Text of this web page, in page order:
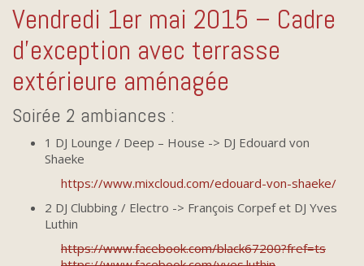
Vendredi 1er mai 2015 – Cadre
d’exception avec terrasse
extérieure aménagée
Soirée 2 ambiances :
1 DJ Lounge / Deep – House -> DJ Edouard von
Shaeke
https://www.mixcloud.com/edouard-von-shaeke/
2 DJ Clubbing / Electro -> François Corpef et DJ Yves
Luthin
https://www.facebook.com/black67200?fref=ts